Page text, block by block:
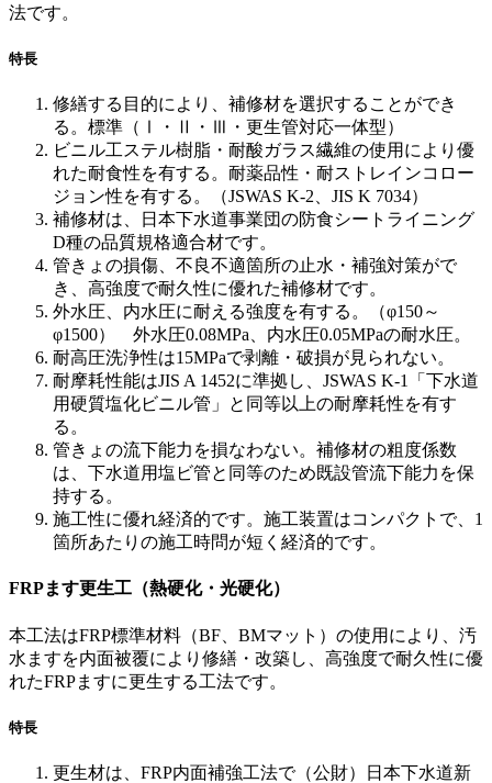
法です。
特長
修繕する目的により、補修材を選択することができ
る。標準（Ⅰ・Ⅱ・Ⅲ・更生管対応一体型）
ビニル工ステル樹脂・耐酸ガラス繊維の使用により優
れた耐食性を有する。耐薬品性・耐ストレインコロー
ジョン性を有する。（JSWAS K-2、JIS K 7034）
補修材は、日本下水道事業団の防食シートライニング
D種の品質規格適合材です。
管きょの損傷、不良不適箇所の止水・補強対策がで
き、高強度で耐久性に優れた補修材です。
外水圧、内水圧に耐える強度を有する。（φ150～
φ1500） 外水圧0.08MPa、内水圧0.05MPaの耐水圧。
耐高圧洗浄性は15MPaで剥離・破損が見られない。
耐摩耗性能はJIS A 1452に準拠し、JSWAS K-1「下水道
用硬質塩化ビニル管」と同等以上の耐摩耗性を有す
る。
管きょの流下能力を損なわない。補修材の粗度係数
は、下水道用塩ビ管と同等のため既設管流下能力を保
持する。
施工性に優れ経済的です。施工装置はコンパクトで、1
箇所あたりの施工時問が短く経済的です。
FRPます更生工（熱硬化・光硬化）
本工法はFRP標準材料（BF、BMマット）の使用により、汚
水ますを内面被覆により修繕・改築し、高強度で耐久性に優
れたFRPますに更生する工法です。
特長
更生材は、FRP内面補強工法で（公財）日本下水道新